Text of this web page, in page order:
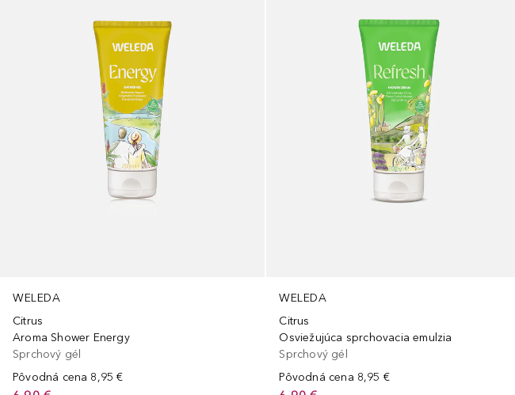
WELEDA
Citrus
Aroma Shower Energy
Sprchový gél
Pôvodná cena 8,95 €
WELEDA
Citrus
Osviežujúca sprchovacia emulzia
Sprchový gél
Pôvodná cena 8,95 €